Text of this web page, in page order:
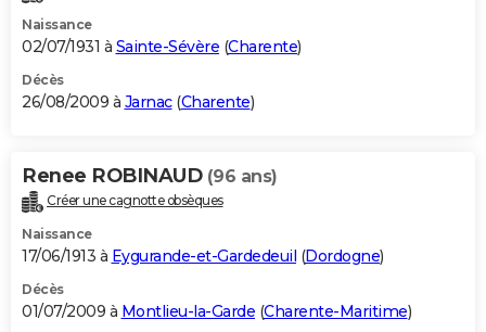
Naissance
02/07/1931 à Sainte-Sévère (Charente)
Décès
26/08/2009 à Jarnac(Charente)
Renee ROBINAUD (96 ans)
Créer une cagnotte obsèques
Naissance
17/06/1913 à Eygurande-et-Gardedeuil (Dordogne)
Décès
01/07/2009 à Montlieu-la-Garde (Charente-Maritime)